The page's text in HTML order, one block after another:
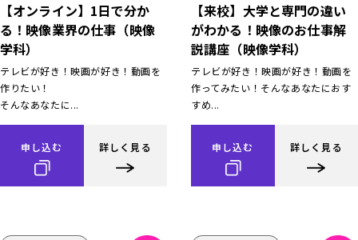
【オンライン】1日で分か
る！映像業界の仕事（映像
学科）
テレビが好き！映画が好き！動画を
作りたい！
そんなあなたに...
申し込む 詳しく見る
【来校】大学と専門の違い
がわかる！映像のお仕事解
説講座（映像学科）
テレビが好き！映画が好き！動画を
作ってみたい！そんなあなたにおす
すめ...
申し込む 詳しく見る